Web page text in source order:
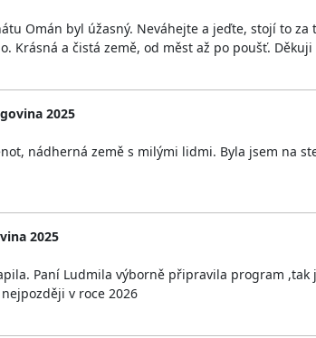
Omán byl úžasný. Neváhejte a jeďte, stojí to
Krásná a čistá země, od měst až po poušť.
2025
nádherná země s milými lidmi. Byla jsem na
2025
Paní Ludmila výborně připravila program
v roce 2026